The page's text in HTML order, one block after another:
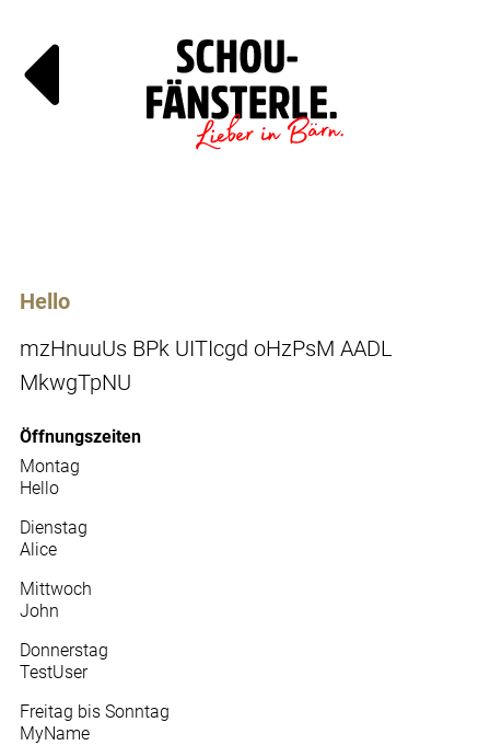
Hello
mzHnuuUs BPk UITIcgd oHzPsM AADL
MkwgTpNU
Öffnungszeiten
Montag
Hello
Dienstag
Alice
Mittwoch
John
Donnerstag
TestUser
Freitag bis Sonntag
MyName